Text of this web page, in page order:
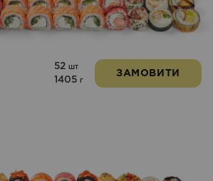
52 шт
1405 г
ЗАМОВИТИ